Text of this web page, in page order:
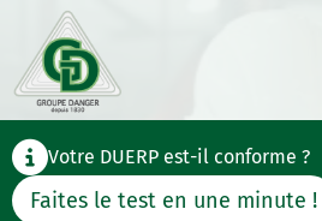
Votre DUERP est-il conforme ?
Faites le test en une minute !
Accueil>Document
DOCUMENT